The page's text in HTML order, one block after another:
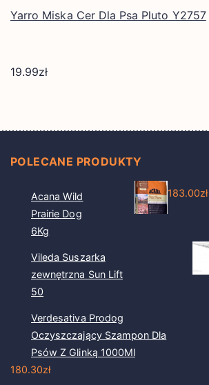
Yarro Miska Cer Dla Psa Pluto Y2757
19.99zł
POLECANE PRODUKTY
Acana Wild
Prairie Dog
6Kg
183.00zł
Vileda Suszarka
zewnętrzna Sun Lift
50
Verdesativa Prodog
Oczyszczający Szampon Dla
Psów Z Glinką 1000Ml
180.30zł